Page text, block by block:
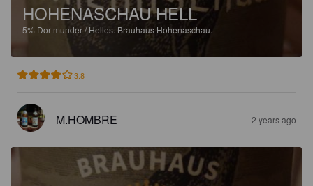
HOHENASCHAU HELL
5% Dortmunder / Helles. Brauhaus Hohenaschau.
3.8
M.HOMBRE 2 years ago